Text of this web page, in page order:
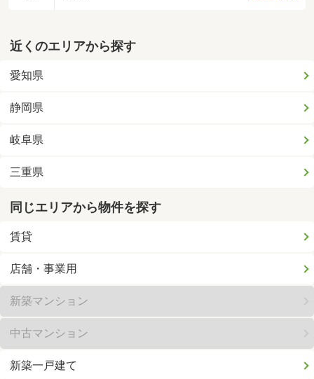
近くのエリアから探す
愛知県
静岡県
岐阜県
三重県
同じエリアから物件を探す
賃貸
店舗・事業用
新築マンション
中古マンション
新築一戸建て